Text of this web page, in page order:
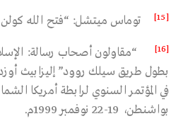
[15] توماس ميتشل: “فتح الله كولن
[16]
“مقاولون أصحاب رسالة:
بطول طريق سيلك روود” إليزابيث
في المؤتمر السنوي لرابطة أمريكا
بواشنطن، 19-22 نوفمبر 1999م.